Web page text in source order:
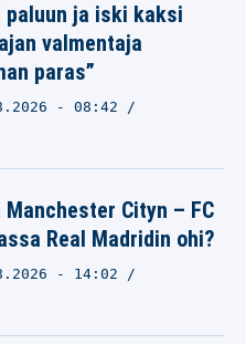
ja iski kaksi
valmentaja
paras”
- 08:42
Cityn – FC
Real Madridin ohi?
- 14:02